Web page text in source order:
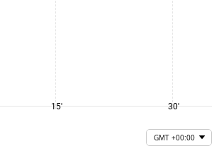
15' 30'
GMT +00:00